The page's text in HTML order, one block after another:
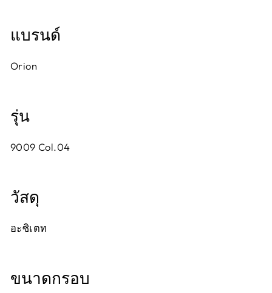
แบรนด์
Orion
รุ่น
9009 Col.04
วัสดุ
อะซิเตท
ขนาดกรอบ